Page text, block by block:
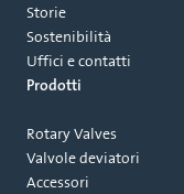
Storie
Sostenibilità
Uffici e contatti
Prodotti
Rotary Valves
Valvole deviatori
Accessori